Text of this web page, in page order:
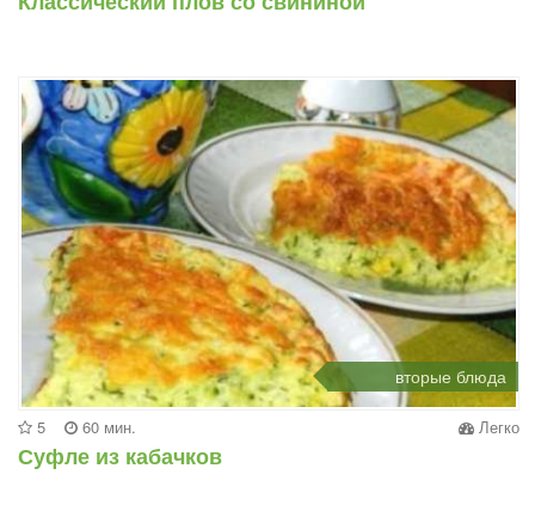
вторые блюда
5 60 мин. Легко
Суфле из кабачков